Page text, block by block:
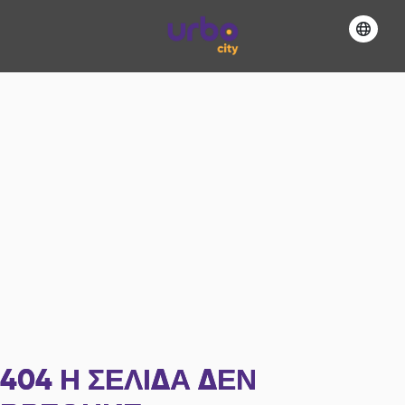
404 Η ΣΕΛΊΔΑ ΔΕΝ